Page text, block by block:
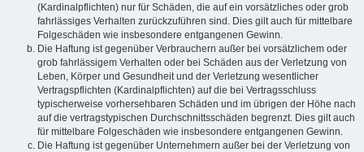
(Kardinalpflichten) nur für Schäden, die auf ein vorsätzliches oder grob
fahrlässiges Verhalten zurückzuführen sind. Dies gilt auch für mittelbare
Folgeschäden wie insbesondere entgangenen Gewinn.
Die Haftung ist gegenüber Verbrauchern außer bei vorsätzlichem oder
grob fahrlässigem Verhalten oder bei Schäden aus der Verletzung von
Leben, Körper und Gesundheit und der Verletzung wesentlicher
Vertragspflichten (Kardinalpflichten) auf die bei Vertragsschluss
typischerweise vorhersehbaren Schäden und im übrigen der Höhe nach
auf die vertragstypischen Durchschnittsschäden begrenzt. Dies gilt auch
für mittelbare Folgeschäden wie insbesondere entgangenen Gewinn.
Die Haftung ist gegenüber Unternehmern außer bei der Verletzung von